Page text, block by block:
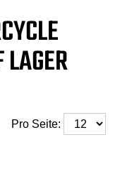
Pro Seite: